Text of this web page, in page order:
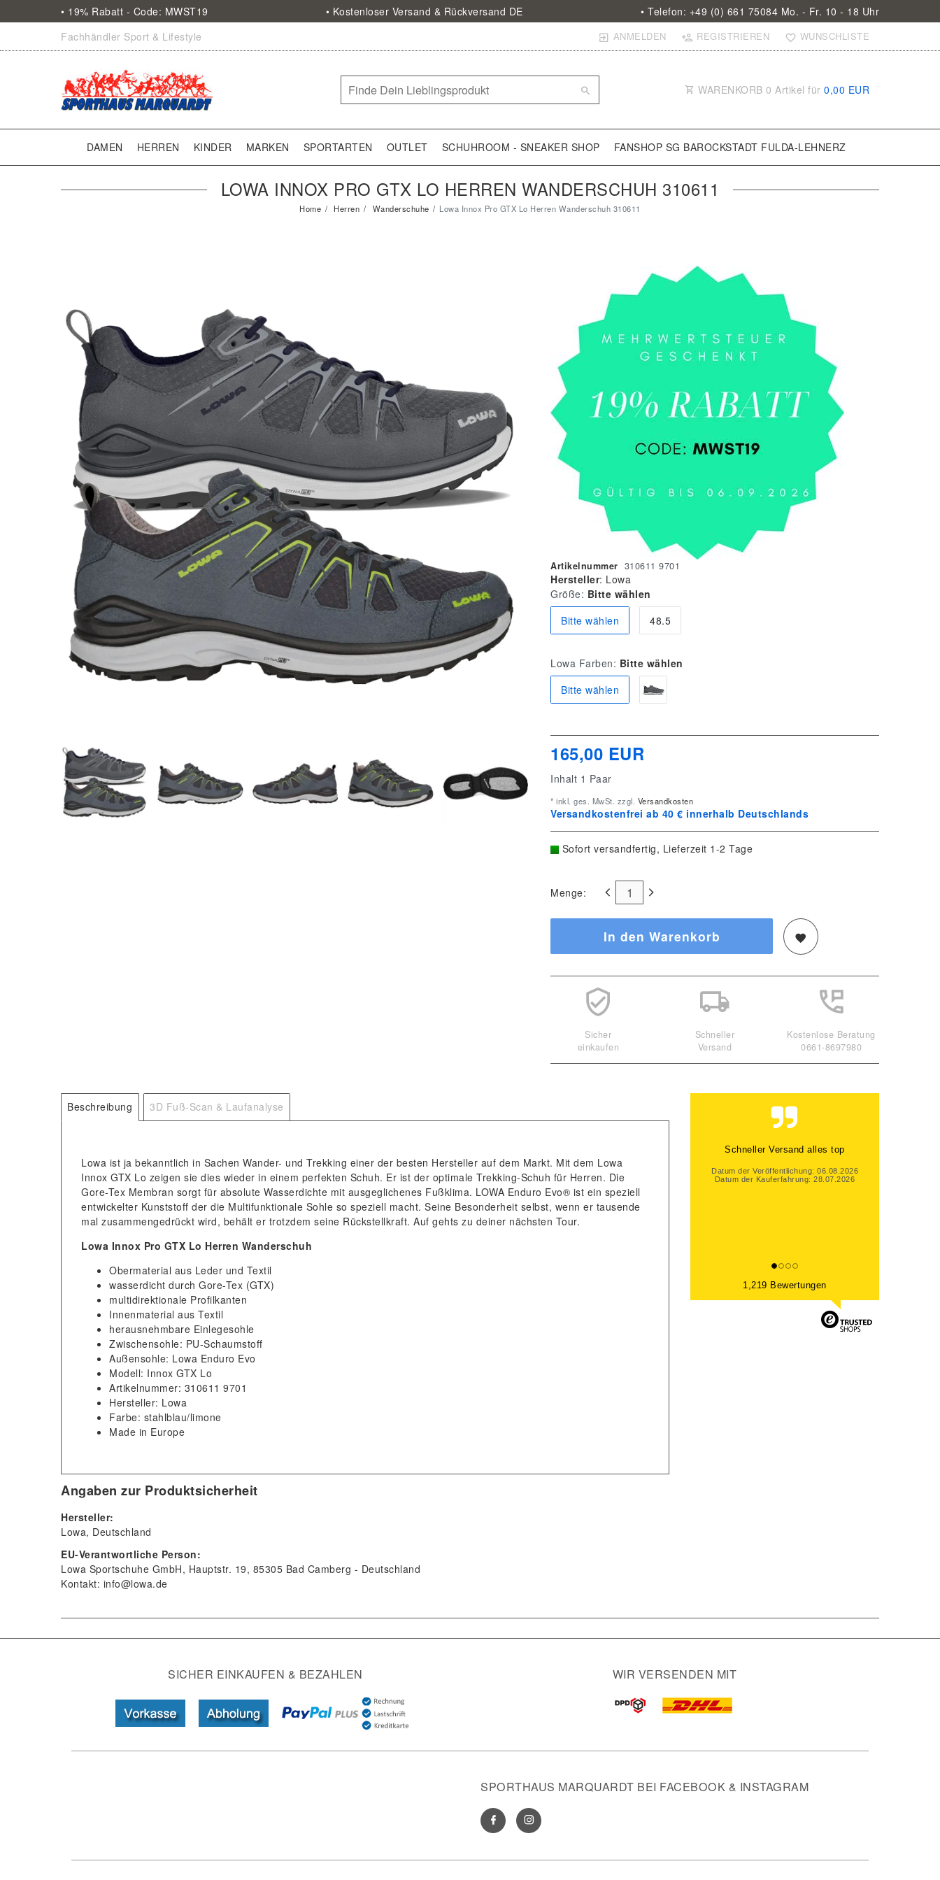
• 19% Rabatt - Code: MWST19 • Kostenloser Versand & Rückversand DE
• Telefon: +49 (0) 661 75084 Mo. - Fr. 10 - 18 Uhr
Fachhändler Sport & Lifestyle
ANMELDEN REGISTRIEREN WUNSCHLISTE
WARENKORB 0 Artikel für 0,00 EUR
DAMEN HERREN KINDER MARKEN SPORTARTEN OUTLET SCHUHROOM - SNEAKER SHOP FANSHOP SG BAROCKSTADT FULDA-LEHNERZ
LOWA INNOX PRO GTX LO HERREN WANDERSCHUH 310611
Home Herren Wanderschuhe Lowa Innox Pro GTX Lo Herren Wanderschuh 310611
Artikelnummer 310611 9701
Hersteller: Lowa
Größe: Bitte wählen
Bitte wählen
48.5
Lowa Farben: Bitte wählen
Bitte wählen
165,00 EUR
Inhalt 1 Paar
* inkl. ges. MwSt. zzgl. Versandkosten
Versandkostenfrei ab 40 € innerhalb Deutschlands
Sofort versandfertig, Lieferzeit 1-2 Tage
Menge:
In den Warenkorb
Sicher
einkaufen
Schneller
Versand
Kostenlose Beratung
0661-8697980
Beschreibung 3D Fuß-Scan & Laufanalyse
Lowa ist ja bekanntlich in Sachen Wander- und Trekking einer der besten Hersteller auf dem Markt. Mit dem Lowa
Innox GTX Lo zeigen sie dies wieder in einem perfekten Schuh. Er ist der optimale Trekking-Schuh für Herren. Die
Gore-Tex Membran sorgt für absolute Wasserdichte mit ausgeglichenes Fußklima. LOWA Enduro Evo® ist ein speziell
entwickelter Kunststoff der die Multifunktionale Sohle so speziell macht. Seine Besonderheit selbst, wenn er tausende
mal zusammengedrückt wird, behält er trotzdem seine Rückstellkraft. Auf gehts zu deiner nächsten Tour.
Lowa Innox Pro GTX Lo Herren Wanderschuh
Obermaterial aus Leder und Textil
wasserdicht durch Gore-Tex (GTX)
multidirektionale Profilkanten
Innenmaterial aus Textil
herausnehmbare Einlegesohle
Zwischensohle: PU-Schaumstoff
Außensohle: Lowa Enduro Evo
Modell: Innox GTX Lo
Artikelnummer: 310611 9701
Hersteller: Lowa
Farbe: stahlblau/limone
Made in Europe
Angaben zur Produktsicherheit
Hersteller:
Lowa Deutschland
EU-Verantwortliche Person:
Lowa Sportschuhe GmbH Hauptstr. 19 85305 Bad Camberg
Deutschland
Kontakt: info@lowa.de
Schneller Versand alles top
Datum der Veröffentlichung: 06.08.2026
Datum der Kauferfahrung: 28.07.2026
1,219 Bewertungen
SICHER EINKAUFEN & BEZAHLEN WIR VERSENDEN MIT
SPORTHAUS MARQUARDT BEI FACEBOOK & INSTAGRAM